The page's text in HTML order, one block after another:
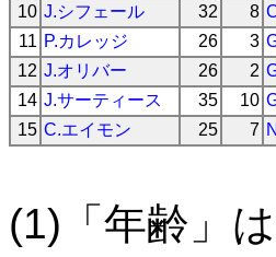
10 J.シフェール 32 8
11 P.カレッジ 26 3
12 J.オリバー 26 2
14 J.サーティース 35 10
15 C.エイモン 25 7
(1)「年齢」